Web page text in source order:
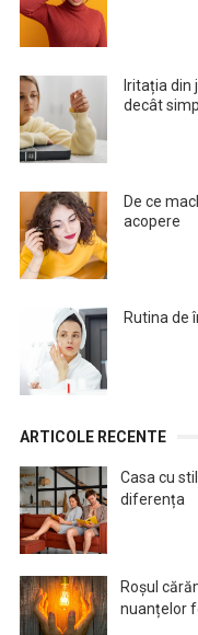
Iritația din
decât
De ce
acopere
Rutina de
ARTICOLE RECENTE
Casa cu
diferența
Roșul
nuanțelor